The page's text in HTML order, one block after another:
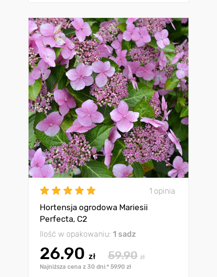
1 opinia
Hortensja ogrodowa Mariesii
Perfecta, C2
Ilość w opakowaniu: 1 sadz
26.90 zł 59.90 zł
Najniższa cena z 30 dni:* 59.90 zł